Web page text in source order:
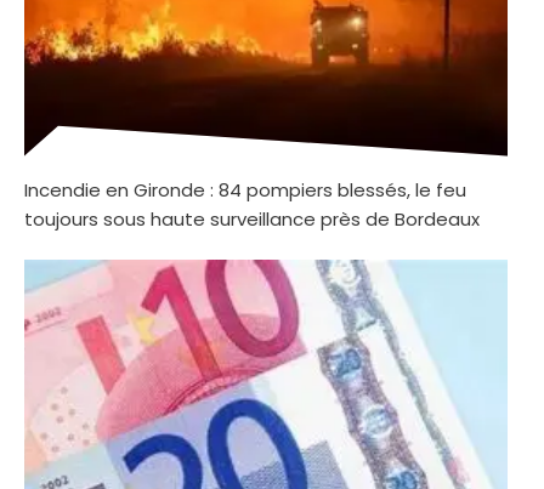
Incendie en Gironde : 84 pompiers blessés, le feu
toujours sous haute surveillance près de Bordeaux